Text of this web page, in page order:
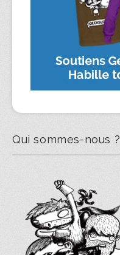
Qui sommes-nous ?